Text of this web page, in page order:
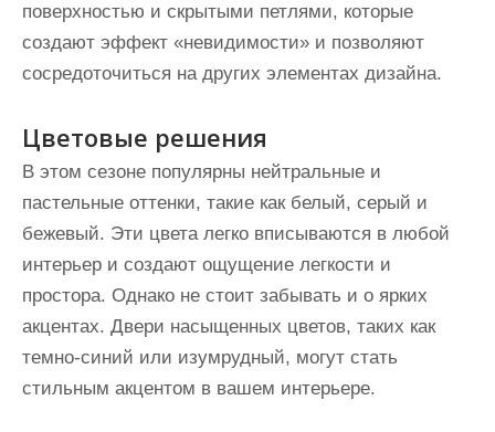
поверхностью и скрытыми петлями, которые
создают эффект «невидимости» и позволяют
сосредоточиться на других элементах дизайна.
Цветовые решения
В этом сезоне популярны нейтральные и
пастельные оттенки, такие как белый, серый и
бежевый. Эти цвета легко вписываются в любой
интерьер и создают ощущение легкости и
простора. Однако не стоит забывать и о ярких
акцентах. Двери насыщенных цветов, таких как
темно-синий или изумрудный, могут стать
стильным акцентом в вашем интерьере.